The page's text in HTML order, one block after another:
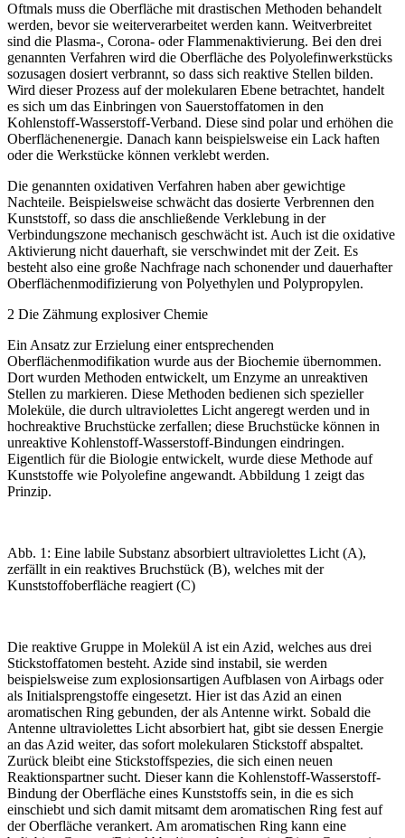
Oftmals muss die Oberfläche mit drastischen Methoden behandelt
werden, bevor sie weiterverarbeitet werden kann. Weitverbreitet
sind die Plasma-, Corona- oder Flammenaktivierung. Bei den drei
genannten Verfahren wird die Oberfläche des Polyolefinwerkstücks
sozusagen dosiert verbrannt, so dass sich reaktive Stellen bilden.
Wird dieser Prozess auf der molekularen Ebene betrachtet, handelt
es sich um das Einbringen von Sauerstoff­atomen in den
Kohlenstoff-Wasserstoff-Verband. Diese sind polar und erhöhen die
Oberflächenenergie. Danach kann beispielsweise ein Lack haften
oder die Werkstücke können verklebt werden.
Die genannten oxidativen Verfahren ­haben aber gewichtige
Nachteile. ­Beispielsweise schwächt das dosierte Verbrennen den
Kunststoff, so dass die anschließende Verklebung in der
Verbindungszone mechanisch geschwächt ist. Auch ist die oxidative
Aktivierung nicht dauerhaft, sie verschwindet mit der Zeit. Es
besteht also eine große Nachfrage nach schonender und dauerhafter
Oberflächenmodifizierung von Polyethylen und Polypropylen.
2 Die Zähmung explosiver Chemie
Ein Ansatz zur Erzielung einer entsprechenden
Oberflächenmodifikation wurde aus der Biochemie übernommen.
Dort wurden Methoden entwickelt, um Enzyme an unreaktiven
Stellen zu markieren. Diese ­Methoden bedienen sich spezieller
Moleküle, die durch ultraviolettes Licht angeregt werden und in
hochreaktive Bruchstücke zerfallen; ­diese Bruchstücke können in
unreaktive Kohlenstoff-Wasserstoff-Bindungen eindringen.
Eigentlich für die Biologie entwickelt, wurde diese Methode auf
Kunststoffe wie Polyolefine angewandt. Abbildung 1 zeigt das
Prinzip.
Abb. 1: Eine labile Substanz absorbiert ultraviolettes Licht (A),
zerfällt in ein reaktives Bruchstück (B), welches mit der
Kunststoffoberfläche reagiert (C)
Die reaktive Gruppe in Molekül A ist ein Azid, welches aus drei
Stickstoffatomen besteht. Azide sind instabil, sie werden
beispielsweise zum explosionsartigen Aufblasen von Airbags oder
als Initialsprengstoffe eingesetzt. Hier ist das Azid an einen
aromatischen Ring gebunden, der als Antenne wirkt. Sobald die
Antenne ultraviolettes Licht absorbiert hat, gibt sie dessen Energie
an das Azid weiter, das sofort molekularen Stickstoff abspaltet.
Zurück bleibt eine Stickstoffspezies, die sich einen neuen
Reaktionspartner sucht. ­Dieser kann die Kohlenstoff-Wasserstoff-
Bindung der Oberfläche eines Kunststoffs sein, in die es sich
einschiebt und sich damit mitsamt dem aromatischen Ring fest auf
der Oberfläche verankert. Am aromatischen Ring kann eine